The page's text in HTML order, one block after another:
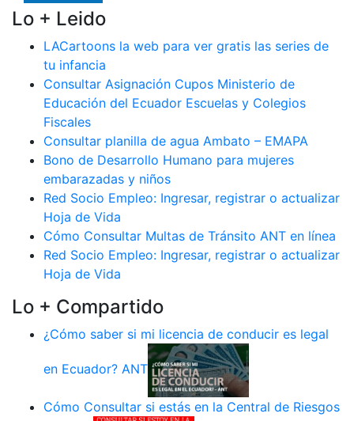
Lo + Leido
LACartoons la web para ver gratis las series de
tu infancia
Consultar Asignación Cupos Ministerio de
Educación del Ecuador Escuelas y Colegios
Fiscales
Consultar planilla de agua Ambato – EMAPA
Bono de Desarrollo Humano para mujeres
embarazadas y niños
Red Socio Empleo: Ingresar, registrar o actualizar
Hoja de Vida
Cómo Consultar Multas de Tránsito ANT en línea
Red Socio Empleo: Ingresar, registrar o actualizar
Hoja de Vida
Lo + Compartido
¿Cómo saber si mi licencia de conducir es legal
en Ecuador? ANT
Cómo Consultar si estás en la Central de Riesgos